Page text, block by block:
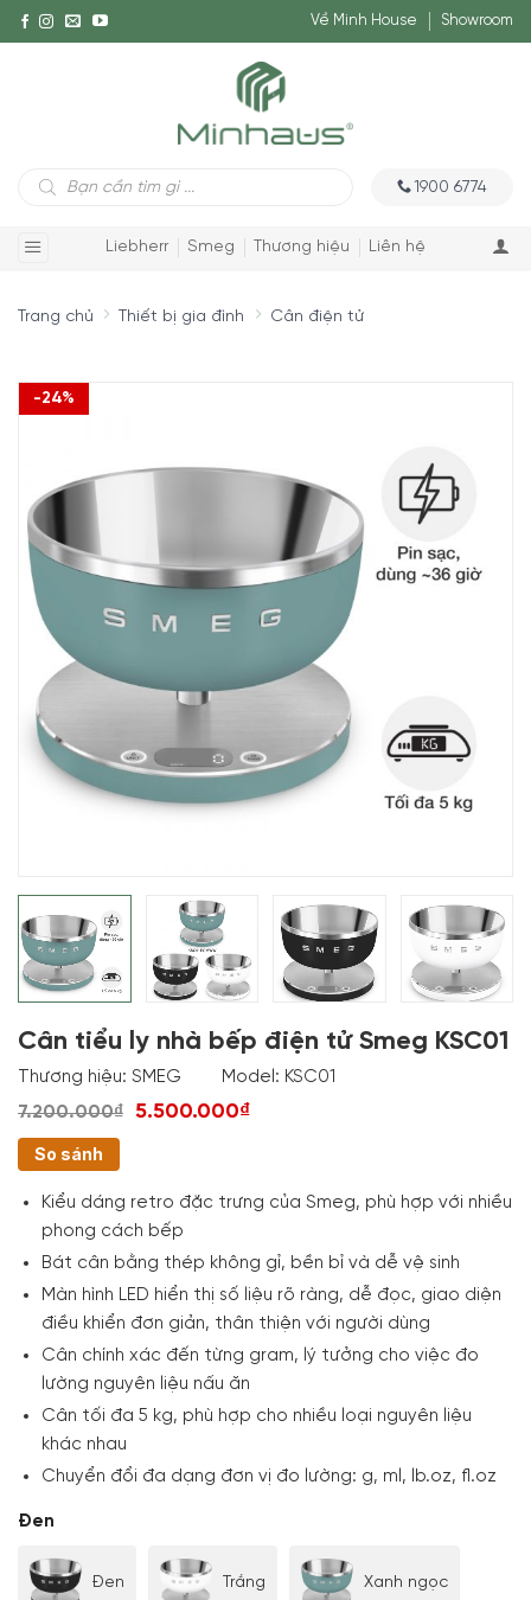
Về Minh House Showroom
Tìm
kiếm
1900 6774
Liebherr Smeg Thương hiệu Liên hệ
Trang chủ Thiết bị gia đình Cân điện tử
-24%
Cân tiểu ly nhà bếp điện tử Smeg KSC01
Thương hiệu: SMEG Model: KSC01
7.200.000₫ 5.500.000₫
So sánh
Kiểu dáng retro đặc trưng của Smeg, phù hợp với nhiều
phong cách bếp
Bát cân bằng thép không gỉ, bền bỉ và dễ vệ sinh
Màn hình LED hiển thị số liệu rõ ràng, dễ đọc, giao diện
điều khiển đơn giản, thân thiện với người dùng
Cân chính xác đến từng gram, lý tưởng cho việc đo
lường nguyên liệu nấu ăn
Cân tối đa 5 kg, phù hợp cho nhiều loại nguyên liệu
khác nhau
Chuyển đổi đa dạng đơn vị đo lường: g, ml, lb.oz, fl.oz
Đen
Đen Trắng Xanh ngọc